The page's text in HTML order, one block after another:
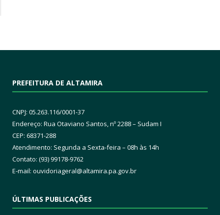
PREFEITURA DE ALTAMIRA
CNPJ: 05.263.116/0001-37
Endereço: Rua Otaviano Santos, nº 2288 – Sudam I
CEP: 68371-288
Atendimento: Segunda a Sexta-feira – 08h às 14h
Contato: (93) 99178-9762
E-mail: ouvidoriageral@altamira.pa.gov.br
ÚLTIMAS PUBLICAÇÕES